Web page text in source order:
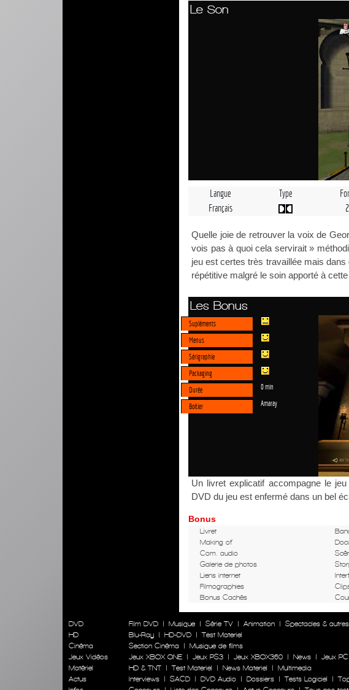
Le Son
Langue Type
Français
Quelle joie de retrouver la voix de
vois pas à quoi cela servirait »
jeu est certes très travaillée mais
répétitive malgré le soin apporté à
Les Bonus
Supléments
Menus
Sérigraphie
Packaging
Durée
0 min
Boitier Amaray
Un livret explicatif accompagne le
DVD du jeu est enfermé dans un bel
Bonus
Livret
Making of
Com. audio
Galerie de photos
Liens internet
Filmographies
Bonus Cachés
DVD
HD
Cinéma
Jeux Vidéos
Matériel
Actus
Film DVD | Musique | Série TV | Animation |
Spectacles & autres
Blu-Ray
| HD-DVD |
Test Materiel
Section Cinéma
|
Musique de films
Jeux XBOX ONE
| Jeux PS3 | Jeux XBOX360 | News | Jeux PC
HD & TNT
| Test Materiel | News Materiel |
Multimedia
Interviews
| SACD | DVD Audio | Dossiers | Tests Logiciel |